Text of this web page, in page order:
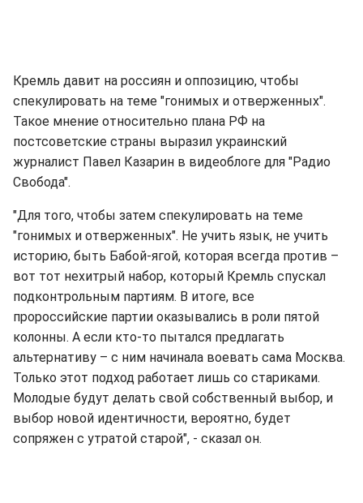
Кремль давит на россиян и оппозицию, чтобы
спекулировать на теме "гонимых и отверженных".
Такое мнение относительно плана РФ на
постсоветские страны выразил украинский
журналист Павел Казарин в видеоблоге для "Радио
Свобода".
"Для того, чтобы затем спекулировать на теме
"гонимых и отверженных". Не учить язык, не учить
историю, быть Бабой-ягой, которая всегда против –
вот тот нехитрый набор, который Кремль спускал
подконтрольным партиям. В итоге, все
пророссийские партии оказывались в роли пятой
колонны. А если кто-то пытался предлагать
альтернативу – с ним начинала воевать сама Москва.
Только этот подход работает лишь со стариками.
Молодые будут делать свой собственный выбор, и
выбор новой идентичности, вероятно, будет
сопряжен с утратой старой", - сказал он.